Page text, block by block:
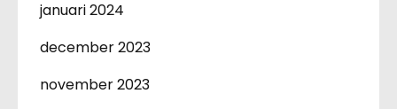
januari 2024
december 2023
november 2023